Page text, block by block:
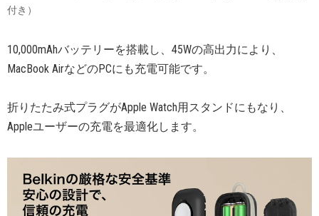
付き）
10,000mAhバッテリーを搭載し、45Wの高出力により、
MacBook AirなどのPCにも充電可能です。
折りたたみ式プラグがApple Watch用スタンドにもなり、
Appleユーザーの充電を最適化します。